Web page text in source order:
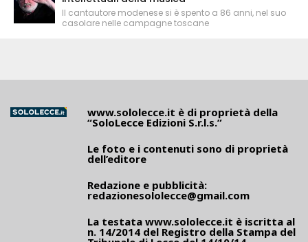
Il cantautore modenese si è spento a 86 anni, nel suo
casolare nelle campagne toscane
www.sololecce.it è di proprietà della
“SoloLecce Edizioni S.r.l.s.”
Le foto e i contenuti sono di proprietà
dell’editore
Redazione e pubblicità:
redazionesololecce@gmail.com
La testata www.sololecce.it è iscritta al
n. 14/2014 del Registro della Stampa del